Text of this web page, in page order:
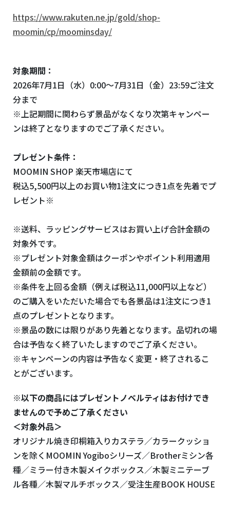
https://www.rakuten.ne.jp/gold/shop-
moomin/cp/moominsday/
対象期間：
2026年7月1日（水）0:00～7月31日（金）23:59ご注文
分まで
※上記期間に関わらず景品がなくなり次第キャンペー
ンは終了となりますのでご了承ください。
プレゼント条件：
MOOMIN SHOP 楽天市場店にて
税込5,500円以上のお買い物1注文につき1点を先着でプ
レゼント※
※送料、ラッピングサービスはお買い上げ合計金額の
対象外です。
※プレゼント対象金額はクーポンやポイント利用適用
金額前の金額です。
※条件を上回る金額（例えば税込11,000円以上など）
のご購入をいただいた場合でも各景品は1注文につき1
点のプレゼントとなります。
※景品の数には限りがあり先着となります。品切れの場
合は予告なく終了いたしますのでご了承ください。
※キャンペーンの内容は予告なく変更・終了されるこ
とがございます。
※以下の商品にはプレゼントノベルティはお付けでき
ませんので予めご了承ください
＜対象外品＞
オリジナル焼き印桐箱入りカステラ／カラークッショ
ンを除くMOOMIN Yogiboシリーズ／Brotherミシン各
種／ミラー付き木製メイクボックス／木製ミニテーブ
ル各種／木製マルチボックス／受注生産BOOK HOUSE